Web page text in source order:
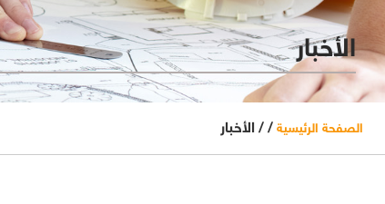
الأخبار
الصفحة الرئيسية / / الأخبار